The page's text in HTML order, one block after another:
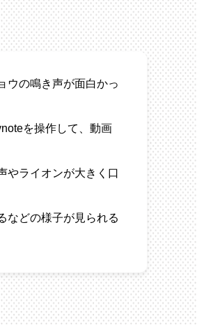
ウの鳴き声が面白かっ
を操作して、動画
やライオンが大きく口
などの様子が見られる